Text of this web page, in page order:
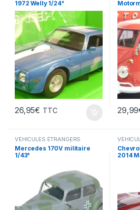
1972 Welly 1/24°
26,95€ TTC 29,99
VÉHICULES ÉTRANGERS
(voitures,camions ...),
VÉHICULES INTERVENTION
(gendarmerie, pompiers, police,
Mercedes 170V militaire
1/43°
2014